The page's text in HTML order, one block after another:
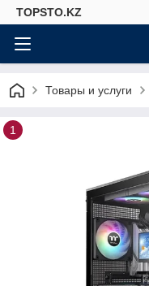
TOPSTO.KZ
Товары и услуги
1